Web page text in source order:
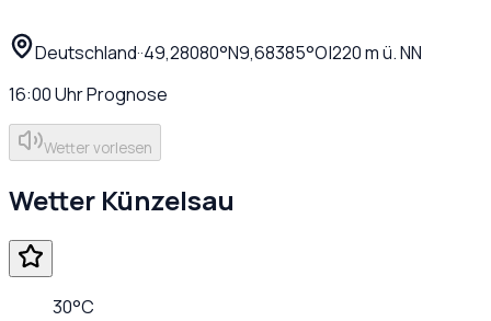
Deutschland··49,28080°N9,68385°O|220m ü. NN
16:00UhrPrognose
Wetter vorlesen
Wetter Künzelsau
30°C